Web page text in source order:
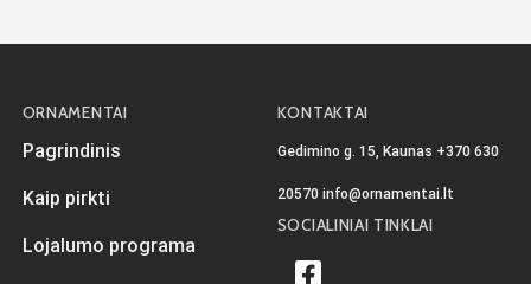
ORNAMENTAI
Pagrindinis
Kaip pirkti
Lojalumo programa
KONTAKTAI
Gedimino g. 15, Kaunas +370 630
20570 info@ornamentai.lt
SOCIALINIAI TINKLAI